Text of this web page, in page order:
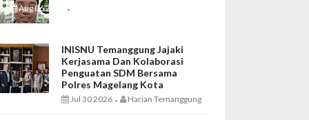
Aug 06 2026 -
INISNU Temanggung Jajaki
Kerjasama Dan Kolaborasi
Penguatan SDM Bersama
Polres Magelang Kota
Jul 30 2026 - Harian Temanggung